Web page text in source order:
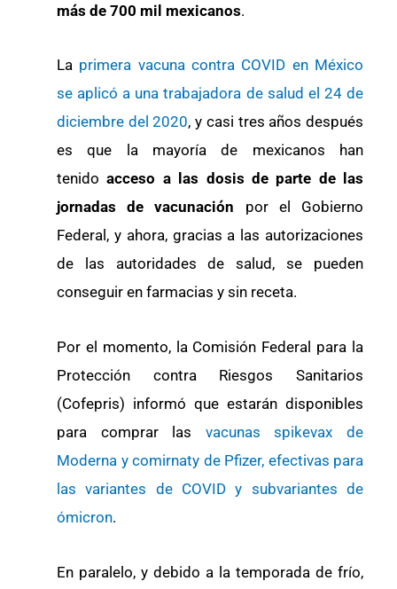
más de 700 mil mexicanos.
La primera vacuna contra COVID en México
se aplicó a una trabajadora de salud el 24 de
diciembre del 2020, y casi tres años después
es que la mayoría de mexicanos han
tenido acceso a las dosis de parte de las
jornadas de vacunación por el Gobierno
Federal, y ahora, gracias a las autorizaciones
de las autoridades de salud, se pueden
conseguir en farmacias y sin receta.
Por el momento, la Comisión Federal para la
Protección contra Riesgos Sanitarios
(Cofepris) informó que estarán disponibles
para comprar las vacunas spikevax de
Moderna y comirnaty de Pfizer, efectivas para
las variantes de COVID y subvariantes de
ómicron.
En paralelo, y debido a la temporada de frío,